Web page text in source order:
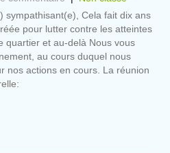
sympathisant(e), Cela fait dix ans
pour lutter contre les atteintes
quartier et au-delà Nous vous
au cours duquel nous
nos actions en cours. La réunion